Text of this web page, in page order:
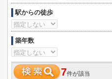
駅からの徒歩
築年数
7件が該当